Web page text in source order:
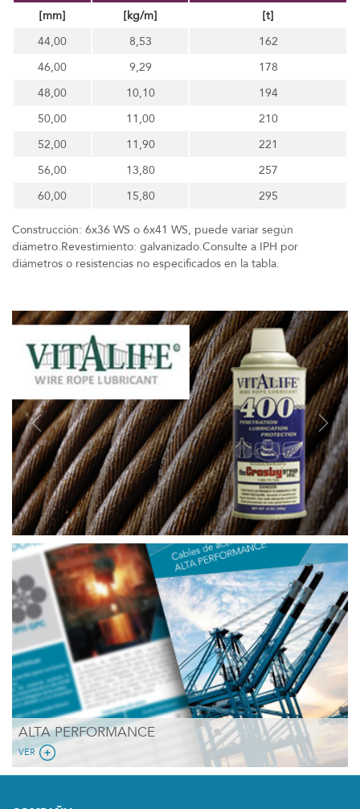
[mm] [kg/m]
[t]
44,00
8,53
162
46,00
9,29
178
48,00
10,10
194
50,00
11,00
210
52,00
11,90
221
56,00
13,80
257
60,00
15,80 295
Construcción: 6x36 WS o 6x41 WS, puede variar según
diámetro.Revestimiento: galvanizado.Consulte a IPH por
diámetros o resistencias no especificados en la tabla.
Previous Next
ALTA PERFORMANCE
VER